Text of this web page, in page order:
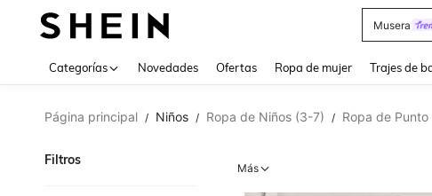
Musera
Categorías Novedades Ofertas Ropa de mujer Trajes de
Página principal / Niños / Ropa de Niños (3-7) / Ropa de
Filtros
Más